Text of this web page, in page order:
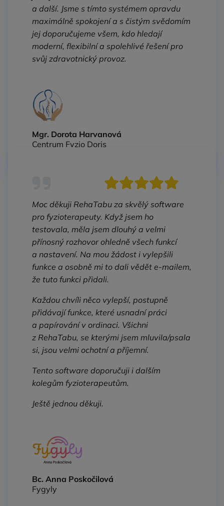
a další. Jsme s tímto systémem opravdu
maximálně spokojení a s čistým svědomím
jej doporučujeme všem, kdo hledají
moderní, flexibilní a spolehlivé řešení pro
svůj zdravotnický provoz.
Mgr. Dorota Harvanová
Centrum Fyzio Doris
Moc děkuji RehaTabu za skvělý software
pro fyzioterapeuty. Když jsem ho
testovala, měla jsem dlouhý a velmi
přínosný rozhovor ohledně všech funkcí
a nastavení. Na mou žádost i vylepšili
funkce a osobně mi to dali vědět e‑mailem,
že tuto funkci přidali.
Každou chvíli něco vylepší, postupně
přidávají funkce, které usnadní práci
a papírování v ordinaci. Všichni
z RehaTabu, se kterými jsem mluvila/psala
si, jsou velmi ochotní a příjemní.
Tento software doporučuji i dalším
kolegům fyzioterapeutům.
Ještě jednou děkuji.
Bc. Anna Poskočilová
Fygyly